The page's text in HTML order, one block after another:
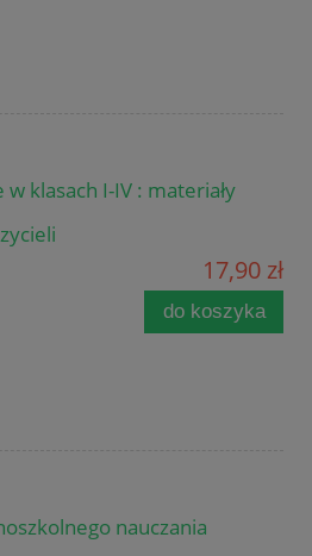
klasach I-IV : materiały
17,90 zł
do koszyka
nauczania